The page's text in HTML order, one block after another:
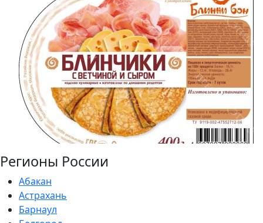
Регионы России
Абакан
Астрахань
Барнаул